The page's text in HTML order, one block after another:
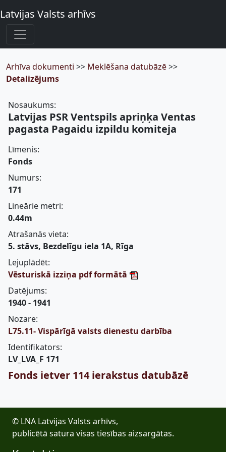
Latvijas Valsts arhīvs
Arhīva dokumenti >> Meklēšana datubāzē>>
Detalizējums
Nosaukums:
Latvijas PSR Ventspils apriņķa Ventas
pagasta Pagaidu izpildu komiteja
Līmenis:
Fonds
Numurs:
171
Lineārie metri:
0.44m
Atrašanās vieta:
5. stāvs, Bezdelīgu iela 1A, Rīga
Lejuplādēt:
Vēsturiskā izziņa pdf formātā
Datējums:
1940 - 1941
Nozare:
L75.11- Vispārīgā valsts dienestu darbība
Identifikators:
LV_LVA_F 171
Fonds ietver 114 ierakstus datubāzē
© LNA Latvijas Valsts arhīvs,
publicētā satura visas tiesības aizsargātas.